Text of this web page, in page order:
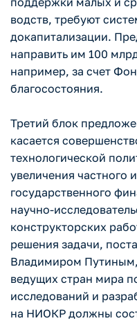
водств, требуют
докапитализации.
направить им 100
например, за счет
благосостояния.
Третий блок
касается
технологической
увеличения частного и
государственного
научно-
конструкторских
решения задачи,
Владимиром Путиным,
ведущих стран мира
исследований и
на НИОКР должны